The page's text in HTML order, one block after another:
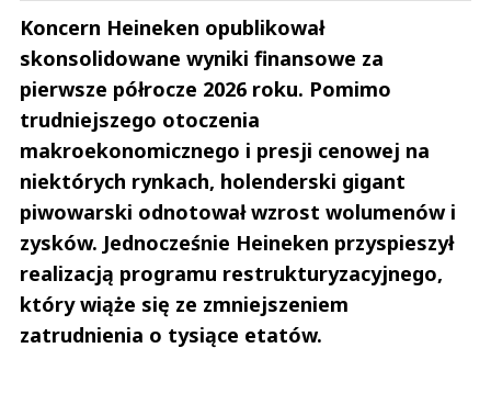
Koncern Heineken opublikował
skonsolidowane wyniki finansowe za
pierwsze półrocze 2026 roku. Pomimo
trudniejszego otoczenia
makroekonomicznego i presji cenowej na
niektórych rynkach, holenderski gigant
piwowarski odnotował wzrost wolumenów i
zysków. Jednocześnie Heineken przyspieszył
realizacją programu restrukturyzacyjnego,
który wiąże się ze zmniejszeniem
zatrudnienia o tysiące etatów.